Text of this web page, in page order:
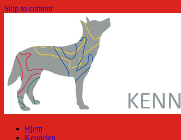
Skip to content
Hjem
Kennelen